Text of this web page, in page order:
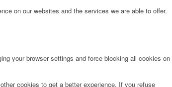
on our websites and the services we are able to offer.
your browser settings and force blocking all cookies on
cookies to get a better experience. If you refuse